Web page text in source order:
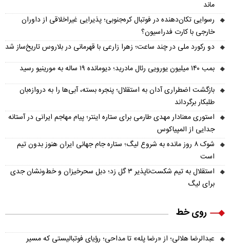
ماند
رسوایی تکان‌دهنده در فوتبال کره‌جنوبی؛ پذیرایی غیراخلاقی از داوران
خارجی با کارت فدراسیون؟
دو رکورد ملی در چند ساعت؛ زهرا زارعی با قهرمانی در بلاروس تاریخ‌ساز شد
بمب ۱۴۰ میلیون یورویی رئال مادرید؛ دیومانده ۱۹ ساله به مورینیو رسید
بازگشت اضطراری آدان به استقلال؛ پنجره بسته، آبی‌ها را به دروازه‌بان
طلبکار برگرداند
استوری معنادار مهدی طارمی برای ستاره اینتر؛ پیام مهاجم ایرانی در آستانه
جدایی از المپیاکوس
شوک ۸ روز مانده به شروع لیگ؛ ستاره جام جهانی ایران هنوز بدون تیم
است
استقلال به تیم شکست‌ناپذیر ۳ گل زد؛ دبل سحرخیزان و خط‌ونشان جدی
برای لیگ
روی خط
عبدالرضا هلالی؛ از «رضا پله» تا مداحی؛ رؤیای فوتبالیستی که مسیر